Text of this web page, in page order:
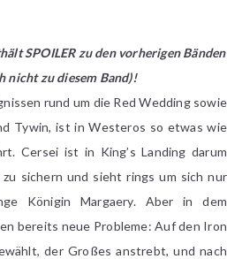
SPOILER zu den vorherigen Bänden
nicht zu diesem Band)!
rund um die Red Wedding sowie
Tywin, ist in Westeros so etwas wie
Cersei ist in King’s Landing darum
sichern und sieht rings um sich nur
Königin Margaery. Aber in dem
bereits neue Probleme: Auf den Iron
der Großes anstrebt, und nach